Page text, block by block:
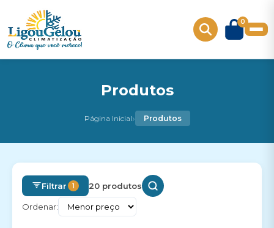
0
Produtos
Página Inicial› Produtos
Filtrar 1 20 produtos
Ordenar: